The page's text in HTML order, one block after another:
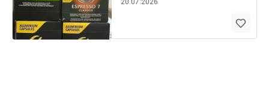
20.07.2026